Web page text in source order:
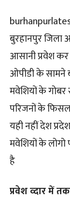
बुरहानपुर जिला
आसानी प्रवेश
ओपीडी के सामने
मवेशियों के
परिजनों के
यही नहीं देश
मवेशियों के
है
प्रवेश व्दार में